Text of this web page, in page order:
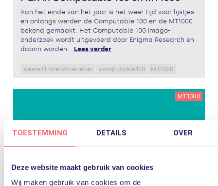
TOESTEMMING DETAILS OVER
Deze website maakt gebruik van cookies
Wij maken gebruik van cookies om de
Aan het einde van het jaar is het weer tijd voor lijstjes
en onlangs werden de Computable 100 en de MT1000
bekend gemaakt. Het Computable 100 imago-
onderzoek wordt uitgevoerd door Enigma Research en
daarin worden... Lees verder
beste IT-dienstverlener computable100 MT1000
MT1000